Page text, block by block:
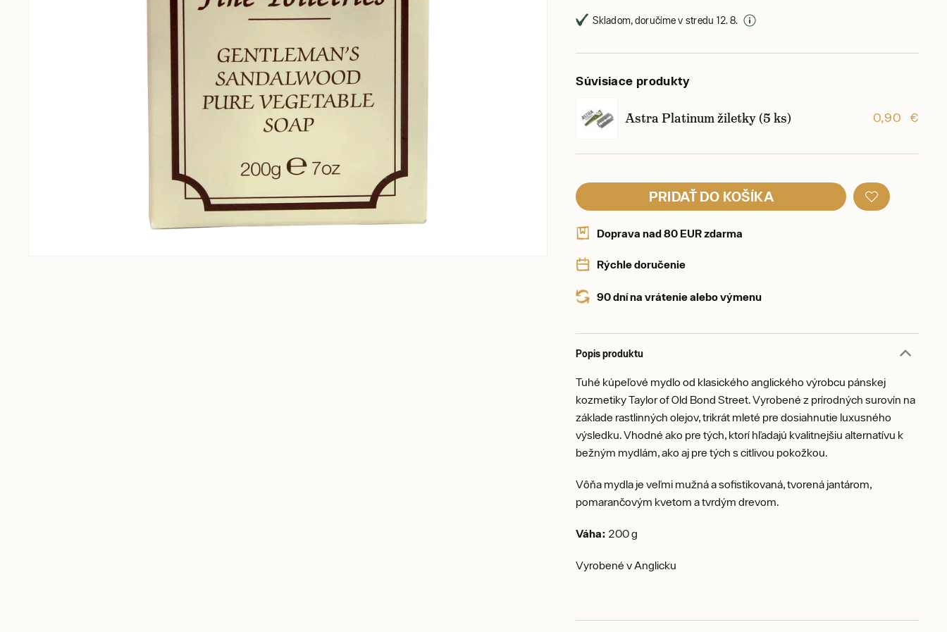
Skladom, doručíme v stredu 12. 8.
Súvisiace produkty
Astra Platinum žiletky (5 ks) 0,90 €
PRIDAŤ DO KOŠÍKA
Doprava nad 80 EUR zdarma
Rýchle doručenie
90 dní na vrátenie alebo výmenu
Popis produktu
Tuhé kúpeľové mydlo od klasického anglického výrobcu pánskej
kozmetiky Taylor of Old Bond Street. Vyrobené z prírodných surovín na
základe rastlinných olejov, trikrát mleté pre dosiahnutie luxusného
výsledku. Vhodné ako pre tých, ktorí hľadajú kvalitnejšiu alternatívu k
bežným mydlám, ako aj pre tých s citlivou pokožkou.
Vôňa mydla je veľmi mužná a sofistikovaná, tvorená jantárom,
pomarančovým kvetom a tvrdým drevom.
Váha: 200 g
Vyrobené v Anglicku